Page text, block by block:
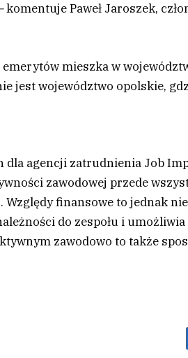
komentuje Paweł Jaroszek,
mieszka w
jest województwo opolskie,
dla agencji zatrudnienia Job
zawodowej przede
Względy finansowe to jednak
do zespołu i
zawodowo to także